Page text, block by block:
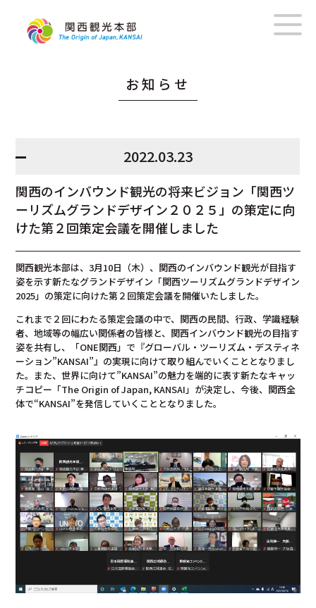
お知らせ
2022.03.23
関西のインバウンド観光の将来ビジョン「関西ツ
ーリズムグランドデザイン２０２５」の策定に向
けた第２回策定会議を開催しました
関西観光本部は、3月10日（木）、関西のインバウンド観光が目指す
姿を示す新たなグランドデザイン「関西ツーリズムグランドデザイン
2025」の策定に向けた第２回策定会議を開催いたしました。
これまで２回にわたる策定会議の中で、関西の民間、行政、学識経験
者、地域等の幅広い関係者の皆様と、関西インバウンド観光の目指す
姿を共有し、「ONE関西」で『グローバル・ツーリズム・デスティネ
ーション”KANSAI”』の実現に向けて取り組んでいくこととなりまし
た。また、世界に向けて”KANSAI”の魅力を端的に表す新たなキャッ
チコピー「The Origin of Japan, KANSAI」が決定し、今後、関西全
体で“KANSAI”を発信していくこととなりました。